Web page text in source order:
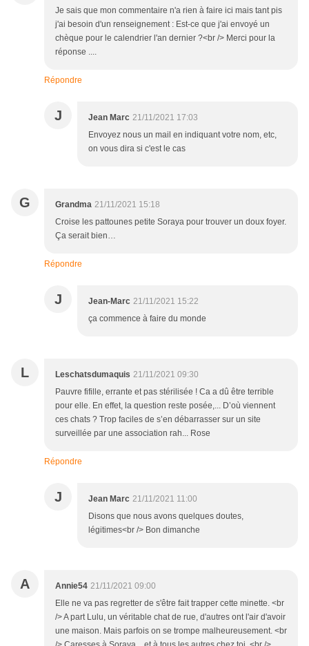
Je sais que mon commentaire n'a rien à faire ici mais tant pis
j'ai besoin d'un renseignement : Est-ce que j'ai envoyé un
chèque pour le calendrier l'an dernier ?<br /> Merci pour la
réponse ....
Répondre
J Jean Marc 21/11/2021 17:03
Envoyez nous un mail en indiquant votre nom, etc,
on vous dira si c'est le cas
G Grandma 21/11/2021 15:18
Croise les pattounes petite Soraya pour trouver un doux foyer.
Ça serait bien…
Répondre
J Jean-Marc 21/11/2021 15:22
ça commence à faire du monde
L Leschatsdumaquis 21/11/2021 09:30
Pauvre fifille, errante et pas stérilisée ! Ca a dû être terrible
pour elle. En effet, la question reste posée,... D’où viennent
ces chats ? Trop faciles de s’en débarrasser sur un site
surveillée par une association rah... Rose
Répondre
J Jean Marc 21/11/2021 11:00
Disons que nous avons quelques doutes,
légitimes<br /> Bon dimanche
A Annie54 21/11/2021 09:00
Elle ne va pas regretter de s'être fait trapper cette minette. <br
/> A part Lulu, un véritable chat de rue, d'autres ont l'air d'avoir
une maison. Mais parfois on se trompe malheureusement. <br